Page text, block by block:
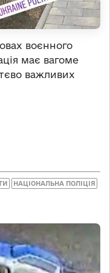
воєнного
має вагоме
важливих
НАЦІОНАЛЬНА ПОЛІЦІЯ